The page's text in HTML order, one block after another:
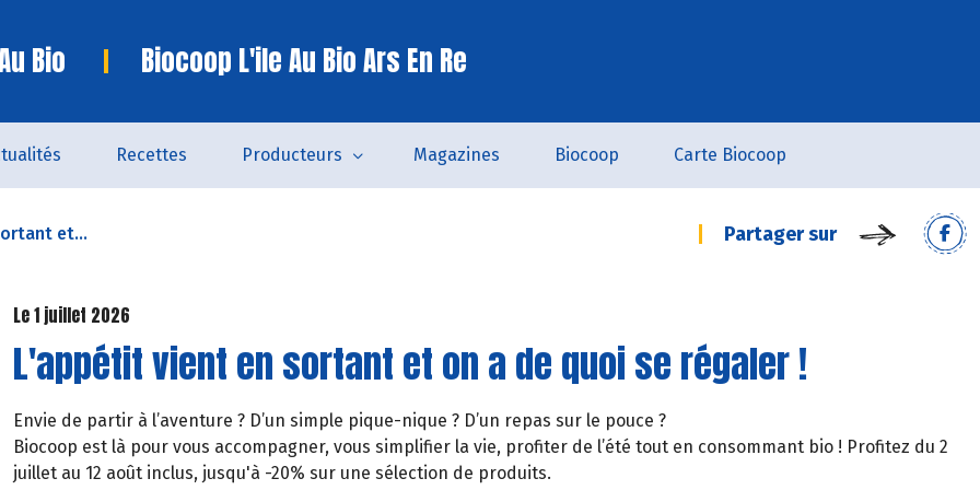
Bio Biocoop L'ile Au Bio Ars En Re
Recettes Producteurs Magazines Biocoop Carte Biocoop
et... Partager sur
Le 1 juillet 2026
L'appétit vient en sortant et on a de quoi se régaler !
Envie de partir à l’aventure ? D’un simple pique-nique ? D’un repas sur le pouce ?
Biocoop est là pour vous accompagner, vous simplifier la vie, profiter de l’été tout en consommant bio ! Profitez du 2
juillet au 12 août inclus, jusqu'à -20% sur une sélection de produits.